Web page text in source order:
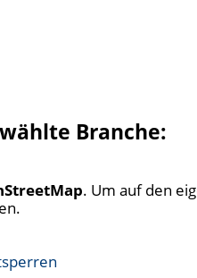
Branche:
. Um auf den